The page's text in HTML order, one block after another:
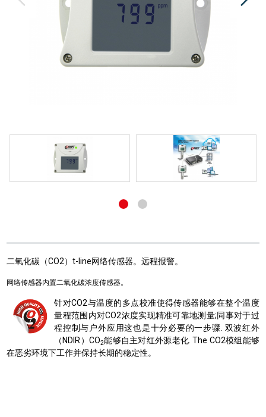
二氧化碳（CO2）t-line网络传感器。远程报警。
网络传感器内置二氧化碳浓度传感器。
针对CO2与温度的多点校准使得传感器能够在整个温度
量程范围内对CO2浓度实现精准可靠地测量;同事对于过
程控制与户外应用这也是十分必要的一步骤. 双波红外
（NDIR）CO2能够自主对红外源老化. The CO2模组能够
在恶劣环境下工作并保持长期的稳定性。